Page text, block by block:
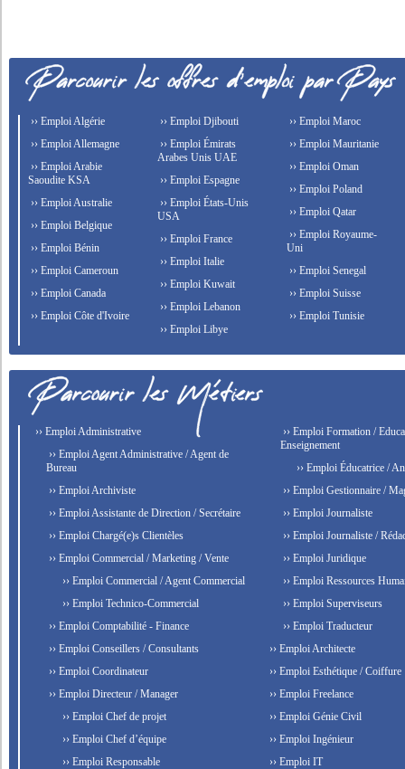
›› Emploi Algérie
›› Emploi Allemagne
›› Emploi Arabie
Saoudite KSA
›› Emploi Australie
›› Emploi Belgique
›› Emploi Bénin
›› Emploi Cameroun
›› Emploi Canada
›› Emploi Côte d'Ivoire
›› Emploi Djibouti
›› Emploi Émirats
Arabes Unis UAE
›› Emploi Espagne
›› Emploi États-Unis
USA
›› Emploi France
›› Emploi Italie
›› Emploi Kuwait
›› Emploi Lebanon
›› Emploi Libye
›› Emploi Maroc
›› Emploi Mauritanie
›› Emploi Oman
›› Emploi Poland
›› Emploi Qatar
›› Emploi Royaume-
Uni
›› Emploi Senegal
›› Emploi Suisse
›› Emploi Tunisie
›› Emploi Administrative
›› Emploi Agent Administrative / Agent de
Bureau
›› Emploi Archiviste
›› Emploi Assistante de Direction / Secrétaire
›› Emploi Chargé(e)s Clientèles
›› Emploi Commercial / Marketing / Vente
›› Emploi Commercial / Agent Commercial
›› Emploi Technico-Commercial
›› Emploi Comptabilité - Finance
›› Emploi Conseillers / Consultants
›› Emploi Coordinateur
›› Emploi Directeur / Manager
›› Emploi Chef de projet
›› Emploi Chef d’équipe
›› Emploi Responsable
›› Emploi Formation /
Enseignement
›› Emploi Éducatrice /
›› Emploi Gestionnaire /
›› Emploi Journaliste
›› Emploi Journaliste /
›› Emploi Juridique
›› Emploi Ressources
›› Emploi Superviseurs
›› Emploi Traducteur
›› Emploi Architecte
›› Emploi Esthétique / Coiffure
›› Emploi Freelance
›› Emploi Génie Civil
›› Emploi Ingénieur
›› Emploi IT